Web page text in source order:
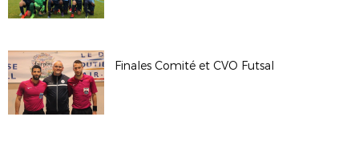
Finales Comité et CVO Futsal